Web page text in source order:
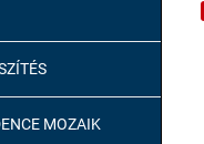
MOZAIK